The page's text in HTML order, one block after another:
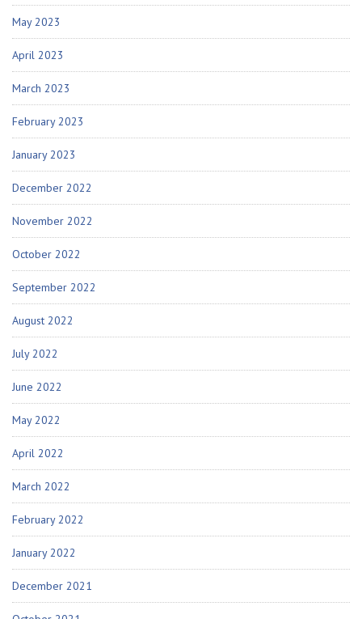
May 2023
April 2023
March 2023
February 2023
January 2023
December 2022
November 2022
October 2022
September 2022
August 2022
July 2022
June 2022
May 2022
April 2022
March 2022
February 2022
January 2022
December 2021